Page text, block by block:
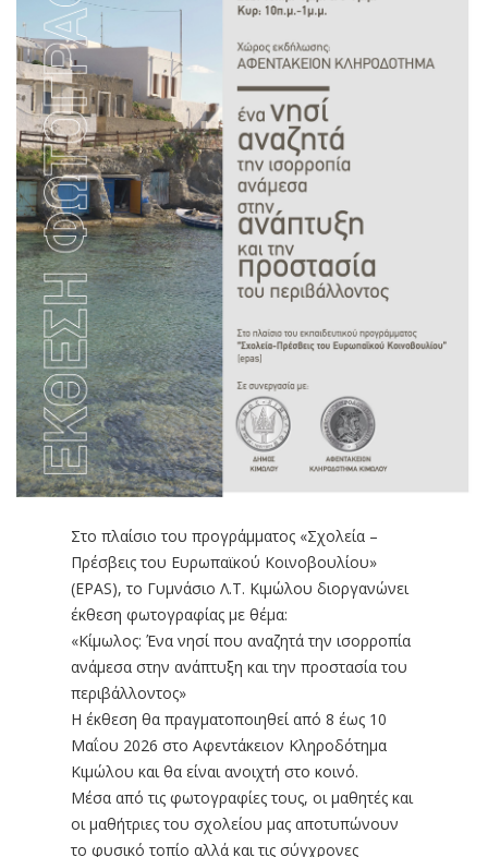
Στο πλαίσιο του προγράμματος «Σχολεία –
Πρέσβεις του Ευρωπαϊκού Κοινοβουλίου»
(EPAS), το Γυμνάσιο Λ.Τ. Κιμώλου διοργανώνει
έκθεση φωτογραφίας με θέμα:
«Κίμωλος: Ένα νησί που αναζητά την ισορροπία
ανάμεσα στην ανάπτυξη και την προστασία του
περιβάλλοντος»
Η έκθεση θα πραγματοποιηθεί από 8 έως 10
Μαΐου 2026 στο Αφεντάκειον Κληροδότημα
Κιμώλου και θα είναι ανοιχτή στο κοινό.
Μέσα από τις φωτογραφίες τους, οι μαθητές και
οι μαθήτριες του σχολείου μας αποτυπώνουν
το φυσικό τοπίο αλλά και τις σύγχρονες